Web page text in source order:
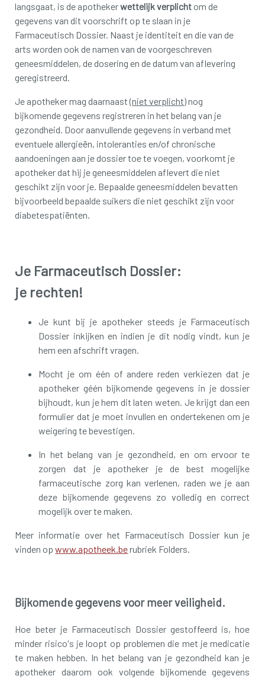
langsgaat, is de apothekerwettelijk verplicht om de
gegevens van dit voorschrift op te slaan in je
Farmaceutisch Dossier. Naast je identiteit en die van de
arts worden ook de namen van de voorgeschreven
geneesmiddelen, de dosering en de datum van aflevering
geregistreerd.
Je apotheker mag daarnaast (niet verplicht) nog
bijkomende gegevens registreren in het belang van je
gezondheid. Door aanvullende gegevens in verband met
eventuele allergieën, intoleranties en/of chronische
aandoeningen aan je dossier toe te voegen, voorkomt je
apotheker dat hij je geneesmiddelen aflevert die niet
geschikt zijn voor je. Bepaalde geneesmiddelen bevatten
bijvoorbeeld bepaalde suikers die niet geschikt zijn voor
diabetespatiënten.
Je Farmaceutisch Dossier:
je rechten!
Je kunt bij je apotheker steeds je Farmaceutisch
Dossier inkijken en indien je dit nodig vindt, kun je
hem een afschrift vragen.
Mocht je om één of andere reden verkiezen dat je
apotheker géén bijkomende gegevens in je dossier
bijhoudt, kun je hem dit laten weten. Je krijgt dan een
formulier dat je moet invullen en ondertekenen om je
weigering te bevestigen.
In het belang van je gezondheid, en om ervoor te
zorgen dat je apotheker je de best mogelijke
farmaceutische zorg kan verlenen, raden we je aan
deze bijkomende gegevens zo volledig en correct
mogelijk over te maken.
Meer informatie over het Farmaceutisch Dossier kun je
vinden opwww.apotheek.berubriek Folders.
Bijkomende gegevens voor meer veiligheid.
Hoe beter je Farmaceutisch Dossier gestoffeerd is, hoe
minder risico's je loopt op problemen die met je medicatie
te maken hebben. In het belang van je gezondheid kan je
apotheker daarom ook volgende bijkomende gegevens